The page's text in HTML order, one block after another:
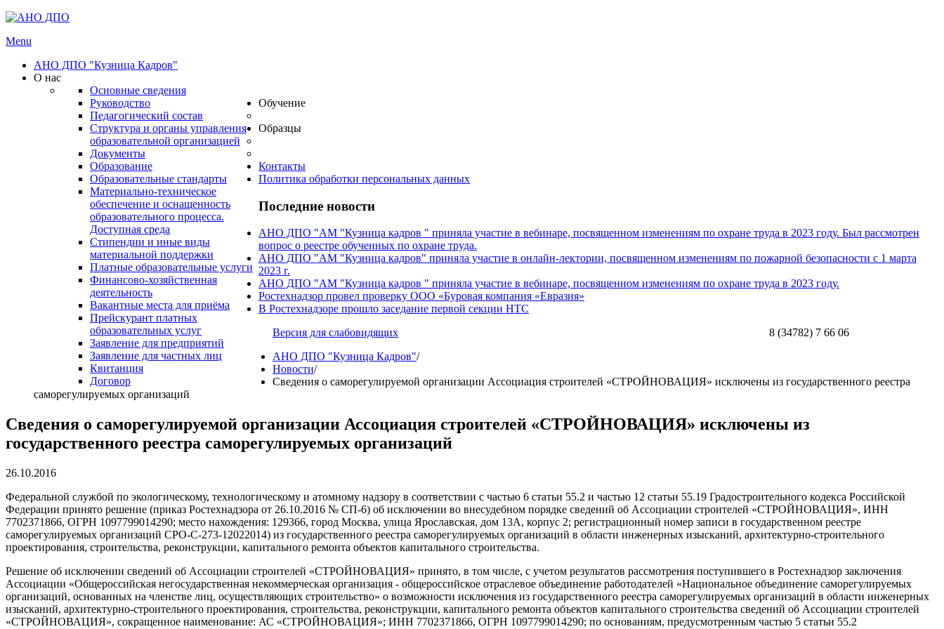
Menu
АНО ДПО "Кузница Кадров"
О нас
Основные сведения
Руководство
Педагогический состав
Структура и органы управления
образовательной организацией
Документы
Образование
Образовательные стандарты
Материально-техническое
обеспечение и оснащенность
образовательного процесса.
Доступная среда
Стипендии и иные виды
материальной поддержки
Платные образовательные услуги
Финансово-хозяйственная
деятельность
Вакантные места для приёма
Обучение
Прейскурант платных
образовательных услуг
Образцы
Заявление для предприятий
Заявление для частных лиц
Квитанция
Договор
Контакты
Политика обработки персональных данных
Последние новости
АНО ДПО "АМ "Кузница кадров " приняла участие в вебинаре, посвященном изменениям по охране труда в 2023 году. Был рассмотрен
вопрос о реестре обученных по охране труда.
АНО ДПО "АМ "Кузница кадров" приняла участие в онлайн-лектории, посвященном изменениям по пожарной безопасности с 1 марта
2023 г.
АНО ДПО "АМ "Кузница кадров " приняла участие в вебинаре, посвященном изменениям по охране труда в 2023 году.
Ростехнадзор провел проверку ООО «Буровая компания «Евразия»
В Ростехнадзоре прошло заседание первой секции НТС
Версия для слабовидящих
8 (34782) 7 66 06
АНО ДПО "Кузница Кадров"/
Новости/
Сведения о саморегулируемой организации Ассоциация строителей «СТРОЙНОВАЦИЯ» исключены из государственного реестра
саморегулируемых организаций
Сведения о саморегулируемой организации Ассоциация строителей «СТРОЙНОВАЦИЯ» исключены из
государственного реестра саморегулируемых организаций
26.10.2016
Федеральной службой по экологическому, технологическому и атомному надзору в соответствии с частью 6 статьи 55.2 и частью 12 статьи 55.19 Градостроительного кодекса Российской
Федерации принято решение (приказ Ростехнадзора от 26.10.2016 № СП-6) об исключении во внесудебном порядке сведений об Ассоциации строителей «СТРОЙНОВАЦИЯ», ИНН
7702371866, ОГРН 1097799014290; место нахождения: 129366, город Москва, улица Ярославская, дом 13А, корпус 2; регистрационный номер записи в государственном реестре
саморегулируемых организаций СРО-С-273-12022014) из государственного реестра саморегулируемых организаций в области инженерных изысканий, архитектурно-строительного
проектирования, строительства, реконструкции, капитального ремонта объектов капитального строительства.
Решение об исключении сведений об Ассоциации строителей «СТРОЙНОВАЦИЯ» принято, в том числе, с учетом результатов рассмотрения поступившего в Ростехнадзор заключения
Ассоциации «Общероссийская негосударственная некоммерческая организация - общероссийское отраслевое объединение работодателей «Национальное объединение саморегулируемых
организаций, основанных на членстве лиц, осуществляющих строительство» о возможности исключения из государственного реестра саморегулируемых организаций в области инженерных
изысканий, архитектурно-строительного проектирования, строительства, реконструкции, капитального ремонта объектов капитального строительства сведений об Ассоциации строителей
«СТРОЙНОВАЦИЯ», сокращенное наименование: АС «СТРОЙНОВАЦИЯ»; ИНН 7702371866, ОГРН 1097799014290; по основаниям, предусмотренным частью 5 статьи 55.2